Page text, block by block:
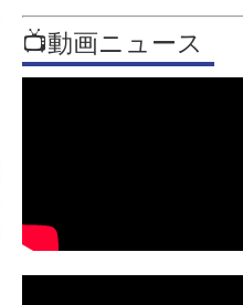
📺動画ニュース